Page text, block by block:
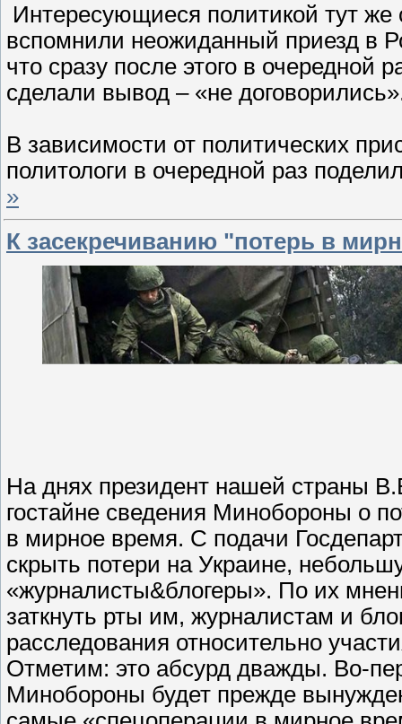
Интересующиеся политикой тут же
вспомнили неожиданный приезд в
что сразу после этого в очередной
сделали вывод – «не
В зависимости от политических
политологи в очередной раз
»
К засекречиванию "потерь в
На днях президент нашей страны
гостайне сведения Минобороны о
в мирное время. С подачи
скрыть потери на Украине,
«журналисты&блогеры». По их
заткнуть рты им, журналистам и
расследования относительно
Отметим: это абсурд дважды. Во-
Минобороны будет прежде